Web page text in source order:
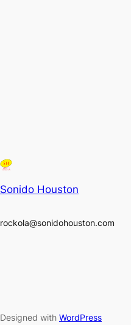
Sonido Houston
rockola@sonidohouston.com
Designed with WordPress